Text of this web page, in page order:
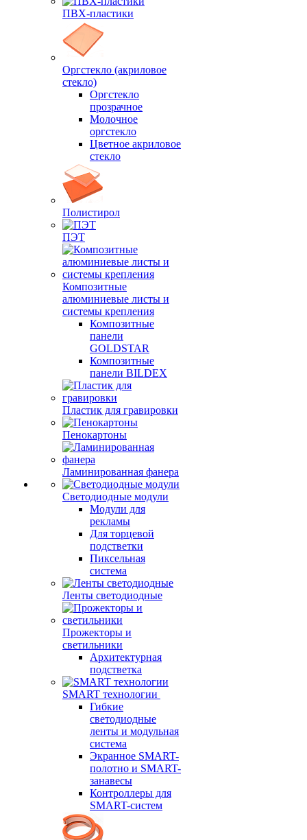
ПВХ-пластики
Оргстекло (акриловое
стекло)
Оргстекло
прозрачное
Молочное
оргстекло
Цветное акриловое
стекло
Полистирол
ПЭТ
Композитные
алюминиевые листы и
системы крепления
Композитные
панели
GOLDSTAR
Композитные
панели BILDEX
Пластик для гравировки
Пенокартоны
Ламинированная фанера
Светодиодные модули
Модули для
рекламы
Для торцевой
подстветки
Пиксельная
система
Ленты светодиодные
Прожекторы и
светильники
Архитектурная
подстветка
SMART технологии
Гибкие
светодиодные
ленты и модульная
система
Экранное SMART-
полотно и SMART-
занавесы
Контроллеры для
SMART-систем